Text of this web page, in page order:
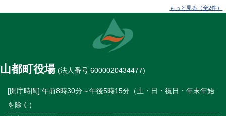
もっと見る（全2件）
山都町役場(法人番号 6000020434477)
[開庁時間] 午前8時30分～午後5時15分（土・日・祝日・年末年始
を除く）